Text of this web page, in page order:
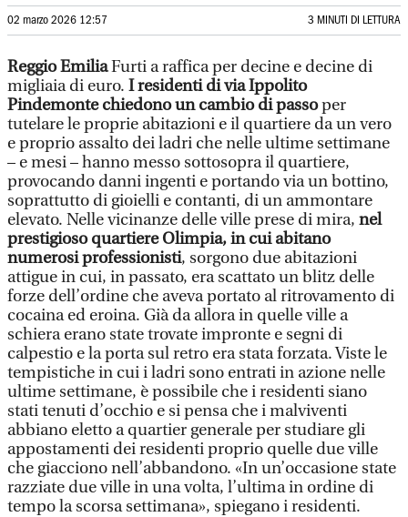
02 marzo 2026 12:57 3 MINUTI DI LETTURA
Reggio EmiliaFurti a raffica per decine e decine di
migliaia di euro. I residenti di via Ippolito
Pindemonte chiedono un cambio di passoper
tutelare le proprie abitazioni e il quartiere da un vero
e proprio assalto dei ladri che nelle ultime settimane
– e mesi – hanno messo sottosopra il quartiere,
provocando danni ingenti e portando via un bottino,
soprattutto di gioielli e contanti, di un ammontare
elevato. Nelle vicinanze delle ville prese di mira, nel
prestigioso quartiere Olimpia, in cui abitano
numerosi professionisti, sorgono due abitazioni
attigue in cui, in passato, era scattato un blitz delle
forze dell’ordine che aveva portato al ritrovamento di
cocaina ed eroina. Già da allora in quelle ville a
schiera erano state trovate impronte e segni di
calpestio e la porta sul retro era stata forzata. Viste le
tempistiche in cui i ladri sono entrati in azione nelle
ultime settimane, è possibile che i residenti siano
stati tenuti d’occhio e si pensa che i malviventi
abbiano eletto a quartier generale per studiare gli
appostamenti dei residenti proprio quelle due ville
che giacciono nell’abbandono. «In un’occasione state
razziate due ville in una volta, l’ultima in ordine di
tempo la scorsa settimana», spiegano i residenti.